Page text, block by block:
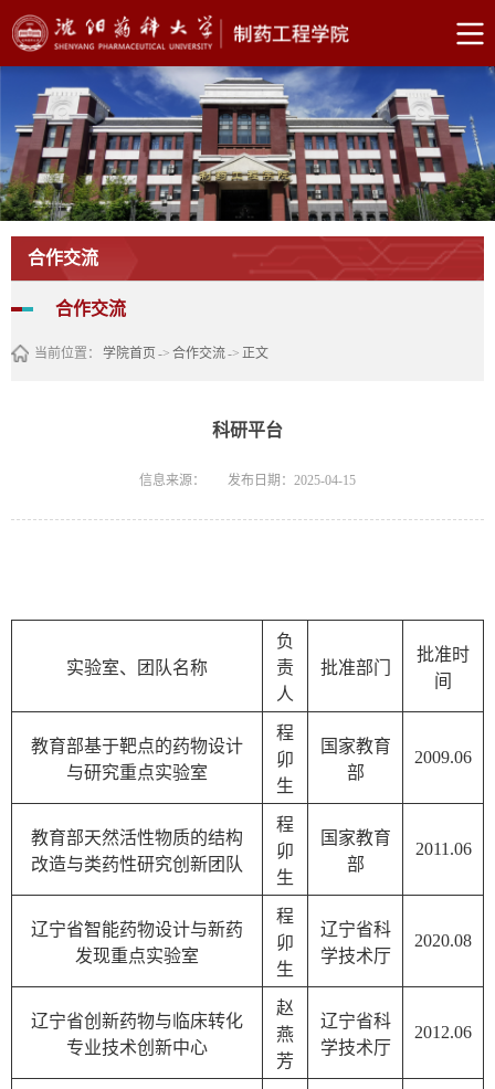
合作交流
合作交流
当前位置： 学院首页 -> 合作交流-> 正文
科研平台
信息来源： 发布日期：2025-04-15
实验室、团队名称
负
责
人
批准部门
批准时
间
教育部基于靶点的药物设计
与研究重点实验室
程
卯
生
国家教育
部
2009.06
教育部天然活性物质的结构
改造与类药性研究创新团队
程
卯
生
国家教育
部
2011.06
辽宁省智能药物设计与新药
发现重点实验室
程
卯
生
辽宁省科
学技术厅
2020.08
辽宁省创新药物与临床转化
专业技术创新中心
赵
燕
芳
辽宁省科
学技术厅
2012.06